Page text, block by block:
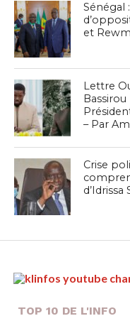
Sénégal
et
Lettre
– Par
Crise
d’Idrissa
TOP 10 DE L'INFO